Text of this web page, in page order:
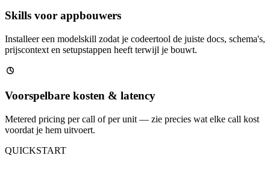
Skills voor appbouwers
Installeer een modelskill zodat je codeertool de juiste docs, schema's,
prijscontext en setupstappen heeft terwijl je bouwt.
Voorspelbare kosten & latency
Metered pricing per call of per unit — zie precies wat elke call kost
voordat je hem uitvoert.
QUICKSTART